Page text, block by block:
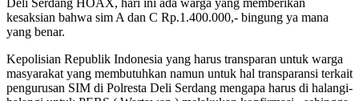
kesaksian bahwa sim A dan C Rp.1.400.000,- bingung ya mana
yang benar.
Kepolisian Republik Indonesia yang harus transparan untuk warga
masyarakat yang membutuhkan namun untuk hal transparansi terkait
pengurusan SIM di Polresta Deli Serdang mengapa harus di halangi-